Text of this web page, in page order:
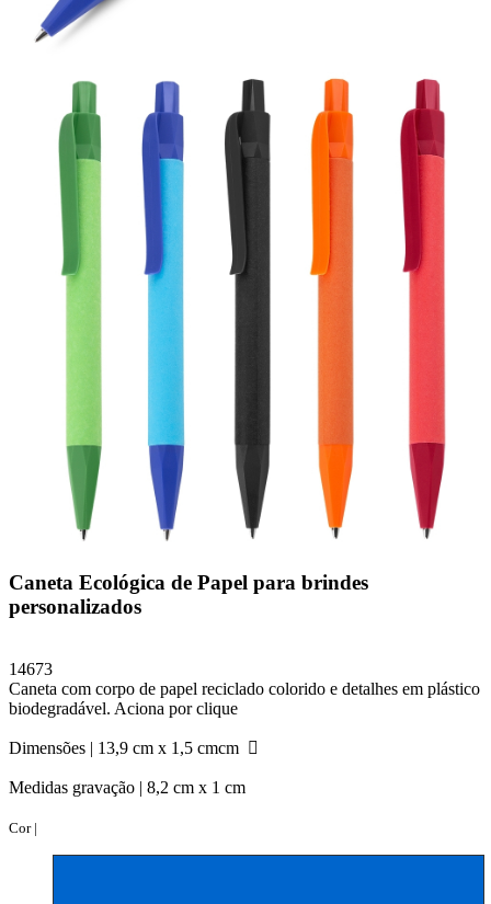
Caneta Ecológica de Papel para brindes
personalizados
14673
Caneta com corpo de papel reciclado colorido e detalhes em plástico
biodegradável. Aciona por clique
Dimensões | 13,9 cm x 1,5 cmcm
Medidas gravação | 8,2 cm x 1 cm
Cor |